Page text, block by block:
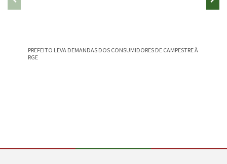
PREFEITO LEVA DEMANDAS DOS CONSUMIDORES DE CAMPESTRE À
RGE